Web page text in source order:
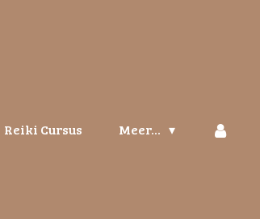
Reiki Cursus Meer...